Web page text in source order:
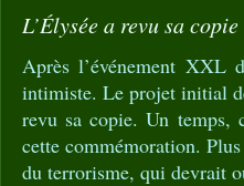
L’Élysée a revu sa copie
Après l’événement XXL
intimiste. Le projet initial
revu sa copie. Un temps,
cette commémoration.
du terrorisme, qui devrait